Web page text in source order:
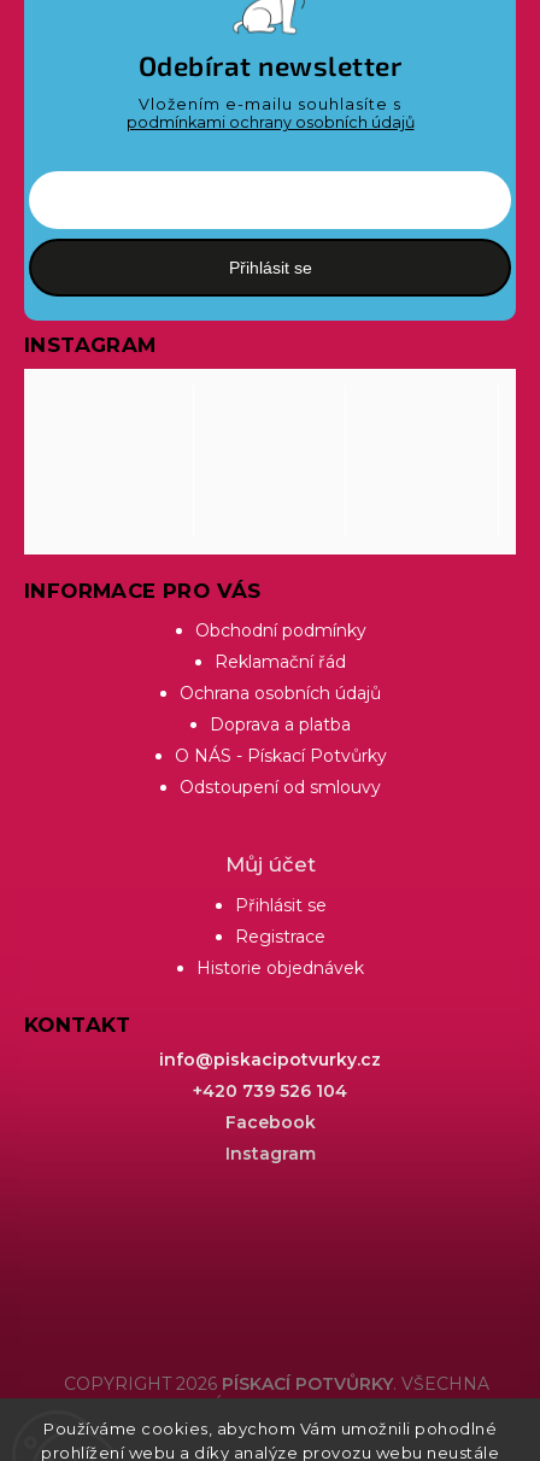
Používáme cookies, abychom Vám umožnili pohodlné
prohlížení webu a díky analýze provozu webu neustále
Odebírat newsletter
Vložením e-mailu souhlasíte s
podmínkami ochrany osobních údajů
Přihlásit se
INSTAGRAM
INFORMACE PRO VÁS
Obchodní podmínky
Reklamační řád
Ochrana osobních údajů
Doprava a platba
O NÁS - Pískací Potvůrky
Odstoupení od smlouvy
Můj účet
Přihlásit se
Registrace
Historie objednávek
KONTAKT
info@piskacipotvurky.cz
+420 739 526 104
Facebook
Instagram
COPYRIGHT 2026 PÍSKACÍ POTVŮRKY. VŠECHNA
PRÁVA VYHRAZENA.
Grafický návrh vytvořil a nakódoval Shoptak.cz